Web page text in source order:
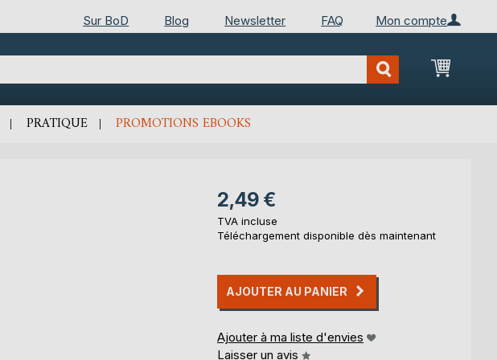
Mon compte
Sur BoD Blog Newsletter FAQ
Mon
PRATIQUE PROMOTIONS EBOOKS
2,49 €
TVA incluse
Téléchargement disponible dès maintenant
AJOUTER AU PANIER
Ajouter à ma liste d'envies
Laisser un avis